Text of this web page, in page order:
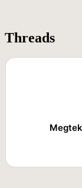
Threads